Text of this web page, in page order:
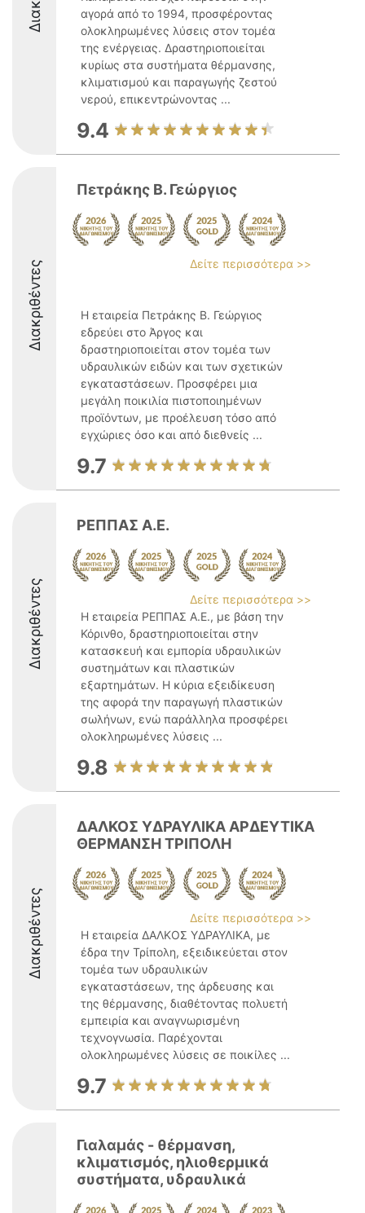
αγορά από το 1994, προσφέροντας
ολοκληρωμένες λύσεις στον τομέα
της ενέργειας. Δραστηριοποιείται
κυρίως στα συστήματα θέρμανσης,
κλιματισμού και παραγωγής ζεστού
νερού, επικεντρώνοντας ...
9.4
Διακριθέντες
Πετράκης Β. Γεώργιος
Δείτε περισσότερα >>
Η εταιρεία Πετράκης Β. Γεώργιος
εδρεύει στο Άργος και
δραστηριοποιείται στον τομέα των
υδραυλικών ειδών και των σχετικών
εγκαταστάσεων. Προσφέρει μια
μεγάλη ποικιλία πιστοποιημένων
προϊόντων, με προέλευση τόσο από
εγχώριες όσο και από διεθνείς ...
9.7
Διακριθέντες
ΡΕΠΠΑΣ Α.Ε.
Δείτε περισσότερα >>
Η εταιρεία ΡΕΠΠΑΣ Α.Ε., με βάση την
Κόρινθο, δραστηριοποιείται στην
κατασκευή και εμπορία υδραυλικών
συστημάτων και πλαστικών
εξαρτημάτων. Η κύρια εξειδίκευση
της αφορά την παραγωγή πλαστικών
σωλήνων, ενώ παράλληλα προσφέρει
ολοκληρωμένες λύσεις ...
9.8
Διακριθέντες
ΔΑΛΚΟΣ ΥΔΡΑΥΛΙΚΑ ΑΡΔΕΥΤΙΚΑ
ΘΕΡΜΑΝΣΗ ΤΡΙΠΟΛΗ
Δείτε περισσότερα >>
Η εταιρεία ΔΑΛΚΟΣ ΥΔΡΑΥΛΙΚΑ, με
έδρα την Τρίπολη, εξειδικεύεται στον
τομέα των υδραυλικών
εγκαταστάσεων, της άρδευσης και
της θέρμανσης, διαθέτοντας πολυετή
εμπειρία και αναγνωρισμένη
τεχνογνωσία. Παρέχονται
ολοκληρωμένες λύσεις σε ποικίλες ...
9.7
Γιαλαμάς - θέρμανση,
κλιματισμός, ηλιοθερμικά
συστήματα, υδραυλικά